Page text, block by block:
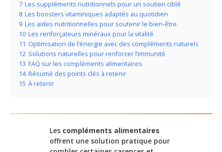
7 Les suppléments nutritionnels pour un soutien ciblé
8 Les boosters vitaminiques adaptés au quotidien
9 Les aides nutritionnelles pour soutenir le bien-être
10 Les renforçateurs minéraux pour la vitalité
11 Optimisation de l’énergie avec des compléments naturels
12 Solutions naturelles pour renforcer l’immunité
13 FAQ sur les compléments alimentaires
14 Résumé des points clés à retenir
15 À retenir
Les compléments alimentaires
offrent une solution pratique pour